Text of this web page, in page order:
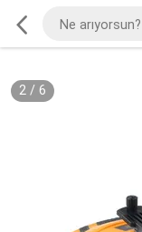
2/ 6